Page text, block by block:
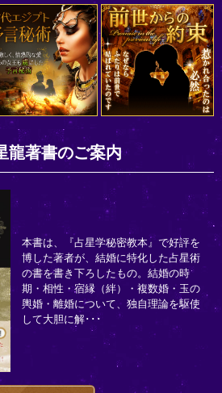
龍著書のご案内
本書は、『占星学秘密教本』で好評を
博した著者が、結婚に特化した占星術
の書を書き下ろしたもの。結婚の時
期・相性・宿縁（絆）・複数婚・玉の
輿婚・離婚について、独自理論を駆使
して大胆に解･･･